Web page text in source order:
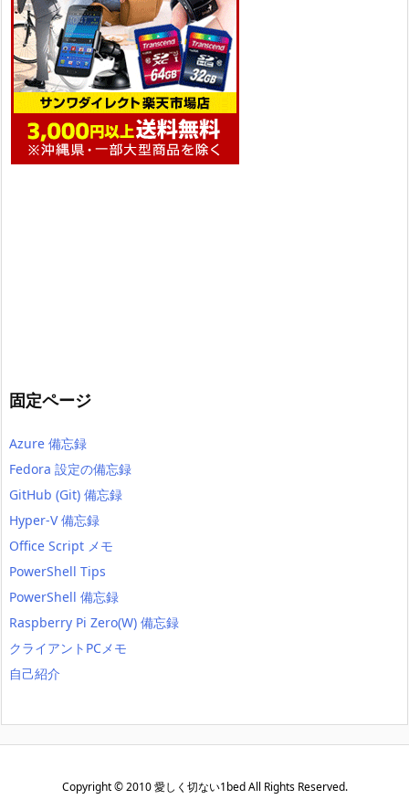
固定ページ
Azure 備忘録
Fedora 設定の備忘録
GitHub (Git) 備忘録
Hyper-V 備忘録
Office Script メモ
PowerShell Tips
PowerShell 備忘録
Raspberry Pi Zero(W) 備忘録
クライアントPCメモ
自己紹介
Copyright ©2010 愛しく切ない1bedAll Rights Reserved.